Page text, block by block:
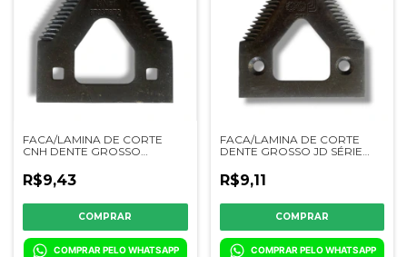
FACA/LAMINA DE CORTE
CNH DENTE GROSSO
821784/84992425/84998682/87037972
R$9,43
COMPRAR PELO WHATSAPP
FACA/LAMINA DE CORTE
DENTE GROSSO JD SÉRIE
05/CQ31270/H136807 - VV
R$9,11
COMPRAR PELO WHATSAPP